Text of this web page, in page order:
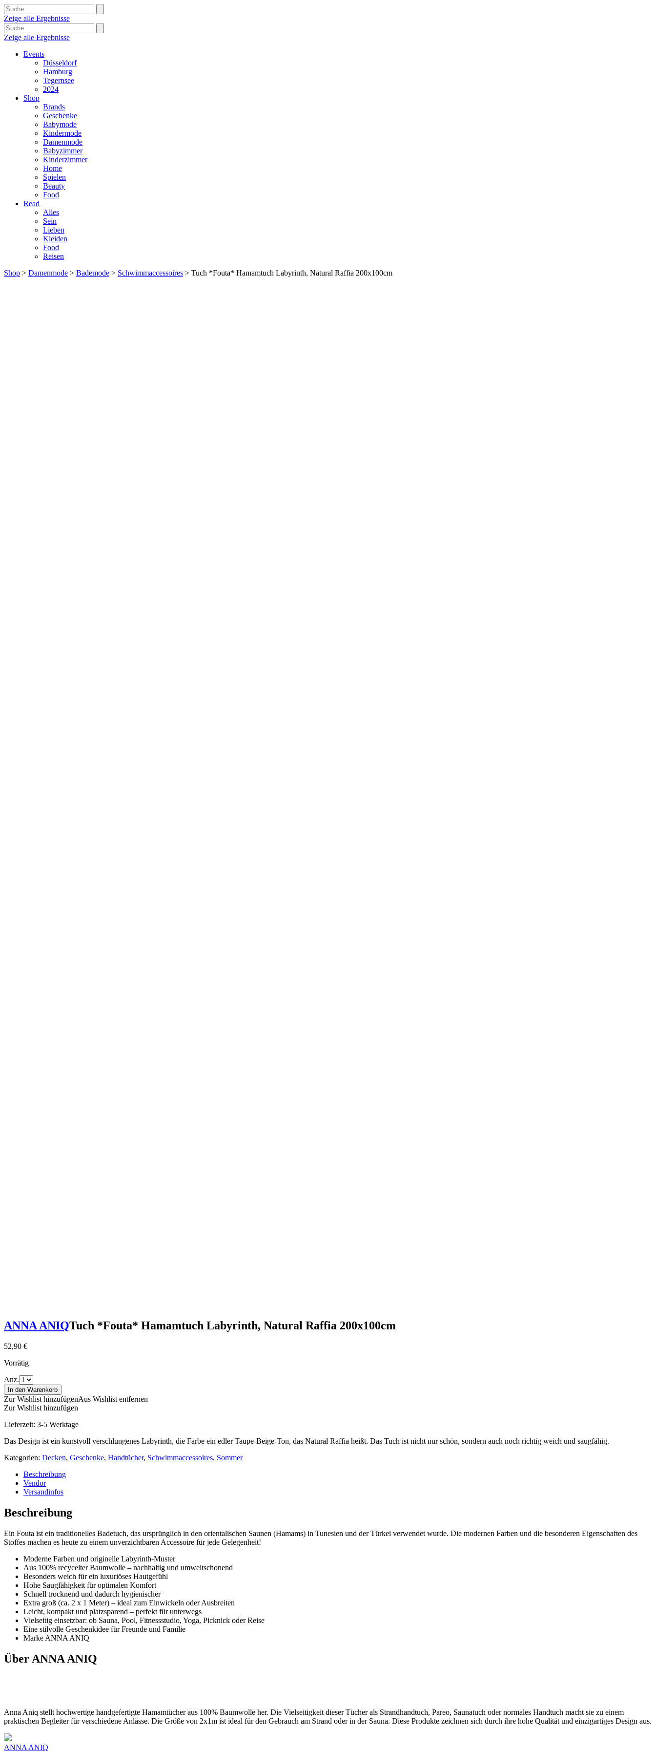
Zeige alle Ergebnisse
Zeige alle Ergebnisse
Events
Düsseldorf
Hamburg
Tegernsee
2024
Shop
Brands
Geschenke
Babymode
Kindermode
Damenmode
Babyzimmer
Kinderzimmer
Home
Spielen
Beauty
Food
Read
Alles
Sein
Lieben
Kleiden
Food
Reisen
Shop > Damenmode > Bademode > Schwimmaccessoires > Tuch *Fouta* Hamamtuch Labyrinth, Natural Raffia 200x100cm
ANNA ANIQTuch *Fouta* Hamamtuch Labyrinth, Natural Raffia 200x100cm
52,90 €
Vorrätig
Anz.
In den Warenkorb
Zur Wishlist hinzufügenAus Wishlist entfernen
Zur Wishlist hinzufügen
Lieferzeit: 3-5 Werktage
Das Design ist ein kunstvoll verschlungenes Labyrinth, die Farbe ein edler Taupe-Beige-Ton, das Natural Raffia heißt. Das Tuch ist nicht nur schön, sondern auch noch richtig weich und saugfähig.
Kategorien: Decken, Geschenke, Handtücher, Schwimmaccessoires, Sommer
Beschreibung
Vendor
Versandinfos
Beschreibung
Ein Fouta ist ein traditionelles Badetuch, das ursprünglich in den orientalischen Saunen (Hamams) in Tunesien und der Türkei verwendet wurde. Die modernen Farben und die besonderen Eigenschaften des
Stoffes machen es heute zu einem unverzichtbaren Accessoire für jede Gelegenheit!
Moderne Farben und originelle Labyrinth-Muster
Aus 100% recycelter Baumwolle – nachhaltig und umweltschonend
Besonders weich für ein luxuriöses Hautgefühl
Hohe Saugfähigkeit für optimalen Komfort
Schnell trocknend und dadurch hygienischer
Extra groß (ca. 2 x 1 Meter) – ideal zum Einwickeln oder Ausbreiten
Leicht, kompakt und platzsparend – perfekt für unterwegs
Vielseitig einsetzbar: ob Sauna, Pool, Fitnessstudio, Yoga, Picknick oder Reise
Eine stilvolle Geschenkidee für Freunde und Familie
Marke ANNA ANIQ
Über ANNA ANIQ
Anna Aniq stellt hochwertige handgefertigte Hamamtücher aus 100% Baumwolle her. Die Vielseitigkeit dieser Tücher als Strandhandtuch, Pareo, Saunatuch oder normales Handtuch macht sie zu einem
praktischen Begleiter für verschiedene Anlässe. Die Größe von 2x1m ist ideal für den Gebrauch am Strand oder in der Sauna. Diese Produkte zeichnen sich durch ihre hohe Qualität und einzigartiges Design aus.
ANNA ANIQ